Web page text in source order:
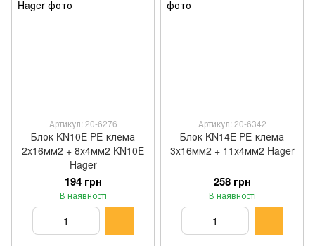
Артикул: 20-6276
Блок KN10E PE-клема
2x16мм2 + 8x4мм2 KN10E
Hager
194 грн
В наявності
Артикул: 20-6342
Блок KN14E PE-клема
3x16мм2 + 11x4мм2 Hager
258 грн
В наявності